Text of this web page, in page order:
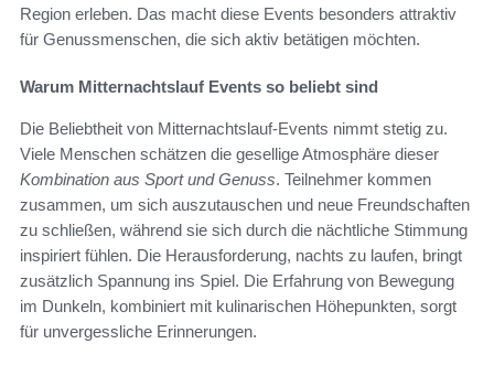
Region erleben. Das macht diese Events besonders attraktiv
für Genussmenschen, die sich aktiv betätigen möchten.
Warum Mitternachtslauf Events so beliebt sind
Die Beliebtheit von Mitternachtslauf-Events nimmt stetig zu.
Viele Menschen schätzen die gesellige Atmosphäre dieser
Kombination aus Sport und Genuss. Teilnehmer kommen
zusammen, um sich auszutauschen und neue Freundschaften
zu schließen, während sie sich durch die nächtliche Stimmung
inspiriert fühlen. Die Herausforderung, nachts zu laufen, bringt
zusätzlich Spannung ins Spiel. Die Erfahrung von Bewegung
im Dunkeln, kombiniert mit kulinarischen Höhepunkten, sorgt
für unvergessliche Erinnerungen.